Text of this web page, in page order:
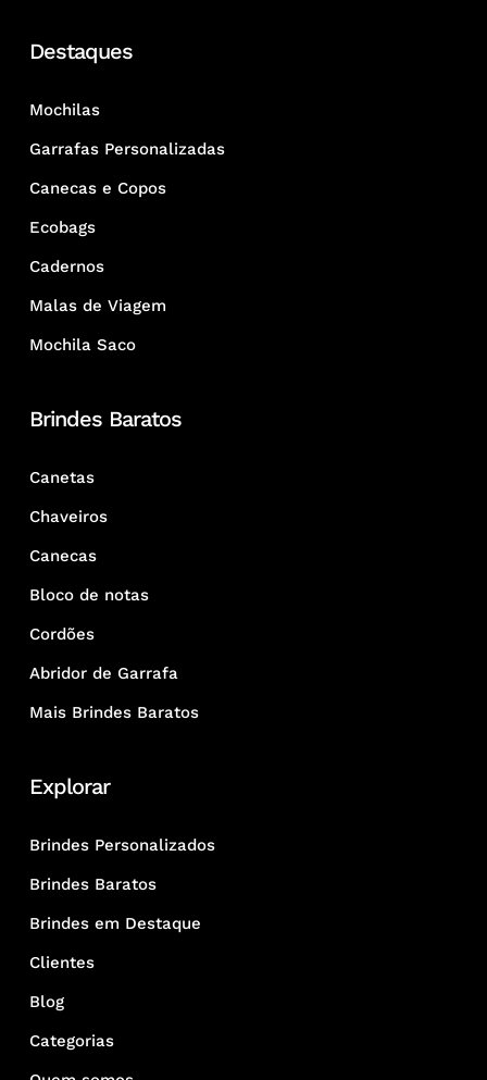
Destaques
Mochilas
Garrafas Personalizadas
Canecas e Copos
Ecobags
Cadernos
Malas de Viagem
Mochila Saco
Brindes Baratos
Canetas
Chaveiros
Canecas
Bloco de notas
Cordões
Abridor de Garrafa
Mais Brindes Baratos
Explorar
Brindes Personalizados
Brindes Baratos
Brindes em Destaque
Clientes
Blog
Categorias